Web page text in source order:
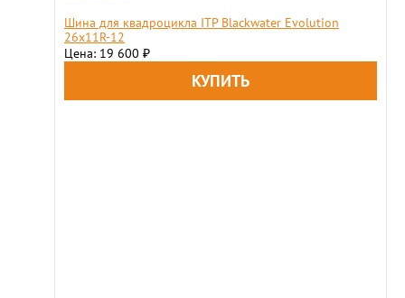
Шина для квадроцикла ITP Blackwater Evolution
26x11R-12
Цена: 19 600 ₽